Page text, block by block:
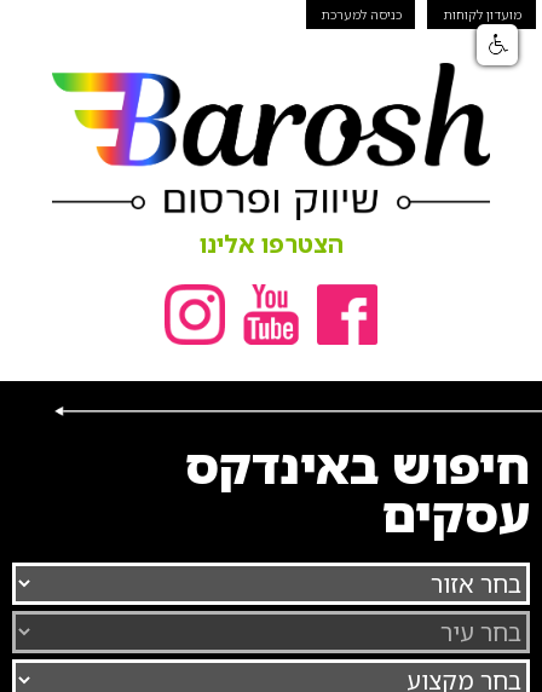
מועדון לקוחות כניסה למערכת
הצטרפו אלינו
חיפוש באינדקס
עסקים